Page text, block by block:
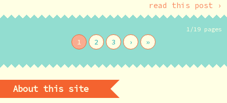
read this post ›
1/19 pages
1 2 3 › »
About this site